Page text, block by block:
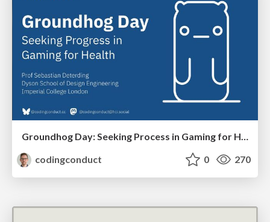
Groundhog Day: Seeking Process in Gaming for Health
codingconduct
0 270